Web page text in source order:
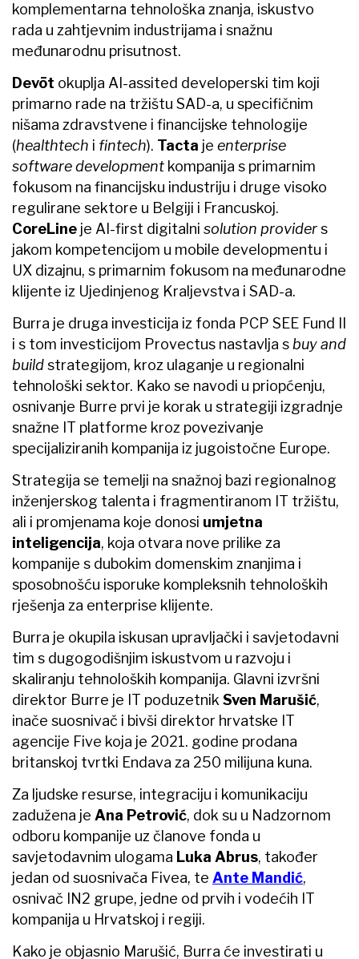
komplementarna tehnološka znanja, iskustvo
rada u zahtjevnim industrijama i snažnu
međunarodnu prisutnost.
Devōt okuplja AI-assited developerski tim koji
primarno rade na tržištu SAD-a, u specifičnim
nišama zdravstvene i financijske tehnologije
(healthtech i fintech). Tacta je enterprise
software development kompanija s primarnim
fokusom na financijsku industriju i druge visoko
regulirane sektore u Belgiji i Francuskoj.
CoreLine je AI-first digitalni solution providers
jakom kompetencijom u mobile developmentu i
UX dizajnu, s primarnim fokusom na međunarodne
klijente iz Ujedinjenog Kraljevstva i SAD-a.
Burra je druga investicija iz fonda PCP SEE Fund II
i s tom investicijom Provectus nastavlja sbuy and
buildstrategijom, kroz ulaganje u regionalni
tehnološki sektor. Kako se navodi u priopćenju,
osnivanje Burre prvi je korak u strategiji izgradnje
snažne IT platforme kroz povezivanje
specijaliziranih kompanija iz jugoistočne Europe.
Strategija se temelji na snažnoj bazi regionalnog
inženjerskog talenta i fragmentiranom IT tržištu,
ali i promjenama koje donosi umjetna
inteligencija, koja otvara nove prilike za
kompanije s dubokim domenskim znanjima i
sposobnošću isporuke kompleksnih tehnoloških
rješenja za enterprise klijente.
Burra je okupila iskusan upravljački i savjetodavni
tim s dugogodišnjim iskustvom u razvoju i
skaliranju tehnoloških kompanija. Glavni izvršni
direktor Burre je IT poduzetnikSven Marušić,
inače suosnivač i bivši direktor hrvatske IT
agencije Five koja je 2021. godine prodana
britanskoj tvrtki Endava za 250 milijuna kuna.
Za ljudske resurse, integraciju i komunikaciju
zadužena je Ana Petrović, dok su u Nadzornom
odboru kompanije uz članove fonda u
savjetodavnim ulogama Luka Abrus, također
jedan od suosnivača Fivea, te Ante Mandić,
osnivač IN2 grupe, jedne od prvih i vodećih IT
kompanija u Hrvatskoj i regiji.
Kako je objasnio Marušić, Burra će investirati u